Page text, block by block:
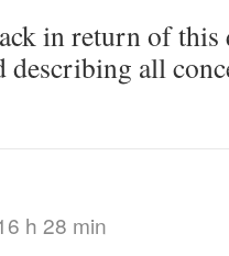
in return of
describing all
h 28 min